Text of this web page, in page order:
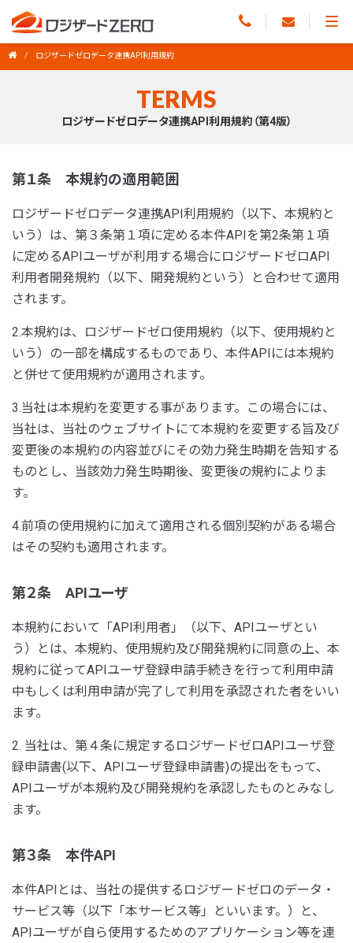
ロジザードゼロデータ連携API利用規約
TERMS
ロジザードゼロデータ連携API利用規約（第4版）
第１条 本規約の適用範囲
ロジザードゼロデータ連携API利用規約（以下、本規約と
いう）は、第３条第１項に定める本件APIを第2条第１項
に定めるAPIユーザが利用する場合にロジザードゼロAPI
利用者開発規約（以下、開発規約という）と合わせて適用
されます。
2.本規約は、ロジザードゼロ使用規約（以下、使用規約と
いう）の一部を構成するものであり、本件APIには本規約
と併せて使用規約が適用されます。
3.当社は本規約を変更する事があります。この場合には、
当社は、当社のウェブサイトにて本規約を変更する旨及び
変更後の本規約の内容並びにその効力発生時期を告知する
ものとし、当該効力発生時期後、変更後の規約によりま
す。
4.前項の使用規約に加えて適用される個別契約がある場合
はその契約も適用されます。
第２条 APIユーザ
本規約において「API利用者」（以下、APIユーザとい
う）とは、本規約、使用規約及び開発規約に同意の上、本
規約に従ってAPIユーザ登録申請手続きを行って利用申請
中もしくは利用申請が完了して利用を承認された者をいい
ます。
2. 当社は、第４条に規定するロジザードゼロAPIユーザ登
録申請書(以下、APIユーザ登録申請書)の提出をもって、
APIユーザが本規約及び開発規約を承認したものとみなし
ます。
第３条 本件API
本件APIとは、当社の提供するロジザードゼロのデータ・
サービス等（以下「本サービス等」といいます。）と、
APIユーザが自ら使用するためのアプリケーション等を連